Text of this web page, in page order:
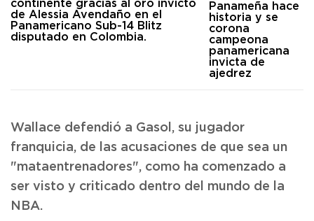
Panameña hace
historia y se
corona
campeona
panamericana
invicta de
ajedrez
Wallace defendió a Gasol, su jugador
franquicia, de las acusaciones de que sea un
"mataentrenadores", como ha comenzado a
ser visto y criticado dentro del mundo de la
NBA.